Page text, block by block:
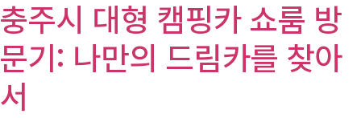
충주시 대형 캠핑카 쇼룸 방
문기: 나만의 드림카를 찾아
서